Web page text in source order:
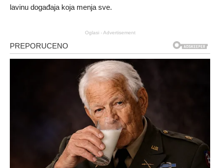
lavinu događaja koja menja sve.
Oglasi - Advertisement